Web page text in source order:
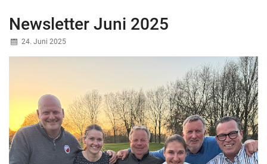
Newsletter Juni 2025
24. Juni 2025